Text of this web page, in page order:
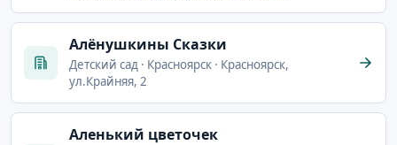
Алёнушкины Сказки
Детский сад · Красноярск · Красноярск,
ул.Крайняя, 2
Аленький цветочек